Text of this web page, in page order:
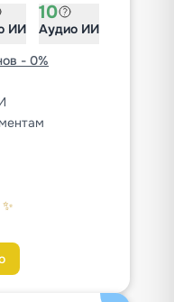
ИИ
10
Аудио ИИ
- 0%